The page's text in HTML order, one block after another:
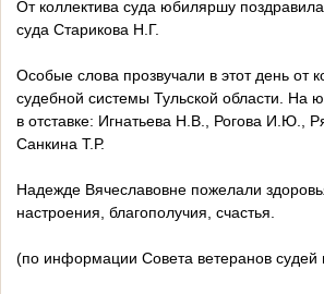
От коллектива суда юбиляршу
суда Старикова Н.Г.
Особые слова прозвучали в этот день от
судебной системы Тульской области. На
в отставке: Игнатьева Н.В., Рогова И.Ю.,
Санкина Т.Р.
Надежде Вячеславовне пожелали
настроения, благополучия, счастья.
(по информации Совета ветеранов судей